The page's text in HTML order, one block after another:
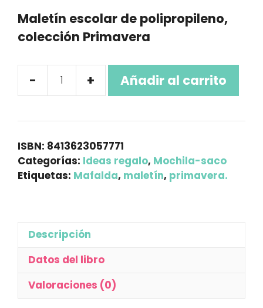
original
era:
actual
es:
Maletín escolar de polipropileno,
colección Primavera
-
Maletín
Mafalda
23
"Primavera"
cantidad
+ Añadir al carrito
ISBN: 8413623057771
Categorías: Ideas regalo, Mochila-saco
Etiquetas: Mafalda, maletín, primavera.
Descripción
Datos del libro
Valoraciones (0)